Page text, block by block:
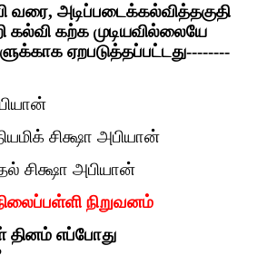
வரை, அடிப்படைக்கல்வித்தகுதி
கல்வி கற்க முடியவில்லையே
ஏறபடுத்தப்பட்டது--------
சிக்ஷா அபியான்
சிக்ஷா அபியான்
நிறுவனம்
தினம் எப்போது